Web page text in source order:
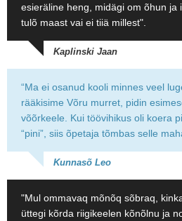
esieräline heng, midägi om õhun ja
tulõ maast vai ei tiiä millest".
Kaplinski Jaan
“Ma ei osanud kooli minnes veel
rääkisime Võru murret, pidin
võõrkeele. Kui töövihikus oli koera
“pini”, siis õpetaja tõmbas selle
Kunnasõ Leo
"Mul ommavaq mõnõq sõbraq,
üttegi kõrda riigikeelen kõnõlnu ja